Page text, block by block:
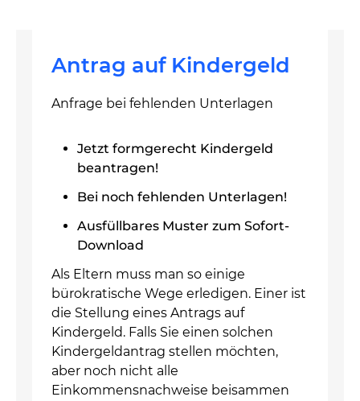
Antrag auf Kindergeld
Anfrage bei fehlenden Unterlagen
Jetzt formgerecht Kindergeld
beantragen!
Bei noch fehlenden Unterlagen!
Ausfüllbares Muster zum Sofort-
Download
Als Eltern muss man so einige
bürokratische Wege erledigen. Einer ist
die Stellung eines Antrags auf
Kindergeld. Falls Sie einen solchen
Kindergeldantrag stellen möchten,
aber noch nicht alle
Einkommensnachweise beisammen